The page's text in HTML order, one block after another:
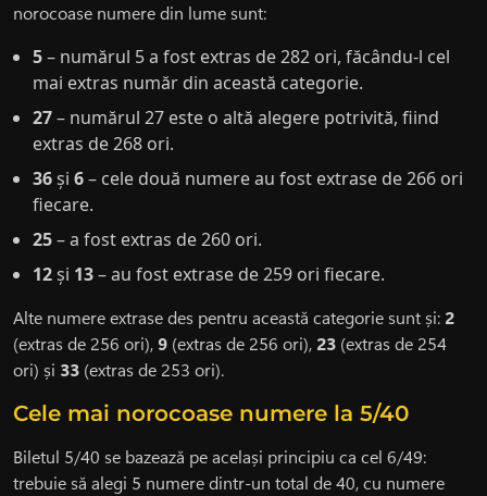
norocoase numere din lume sunt:
5– numărul 5 a fost extras de 282 ori, făcându-l cel
mai extras număr din această categorie.
27– numărul 27 este o altă alegere potrivită, fiind
extras de 268 ori.
36și 6– cele două numere au fost extrase de 266 ori
fiecare.
25– a fost extras de 260 ori.
12și 13– au fost extrase de 259 ori fiecare.
Alte numere extrase des pentru această categorie sunt și: 2
(extras de 256 ori), 9 (extras de 256 ori), 23 (extras de 254
ori) și 33 (extras de 253 ori).
Cele mai norocoase numere la 5/40
Biletul 5/40 se bazează pe același principiu ca cel 6/49:
trebuie să alegi 5 numere dintr-un total de 40, cu numere